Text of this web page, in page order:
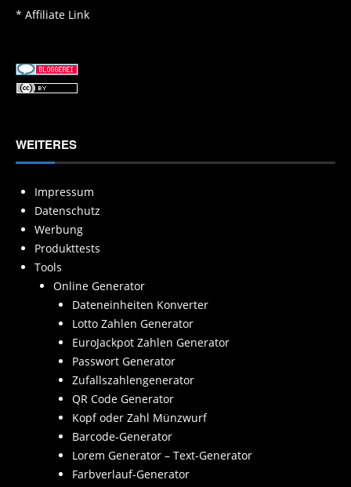
* Affiliate Link
WEITERES
Impressum
Datenschutz
Werbung
Produkttests
Tools
Online Generator
Dateneinheiten Konverter
Lotto Zahlen Generator
EuroJackpot Zahlen Generator
Passwort Generator
Zufallszahlengenerator
QR Code Generator
Kopf oder Zahl Münzwurf
Barcode-Generator
Lorem Generator – Text-Generator
Farbverlauf-Generator